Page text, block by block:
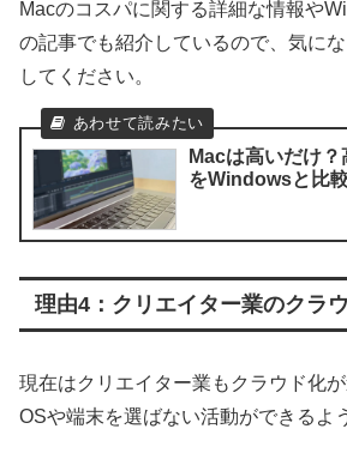
Macのコスパに関する詳細な情報や
の記事でも紹介しているので、気に
してください。
Macは高いだけ
をWindowsと比
理由4：クリエイター業のクラ
現在はクリエイター業もクラウド化
OSや端末を選ばない活動ができるよ